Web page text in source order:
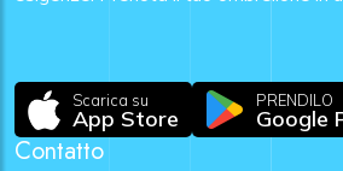
Scarica su
App Store
PRENDILO
Google
Contatto